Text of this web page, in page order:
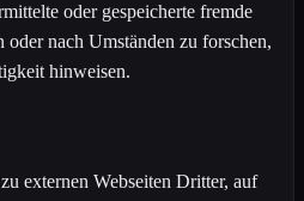
oder gespeicherte fremde
nach Umständen zu forschen,
hinweisen.
externen Webseiten Dritter, auf